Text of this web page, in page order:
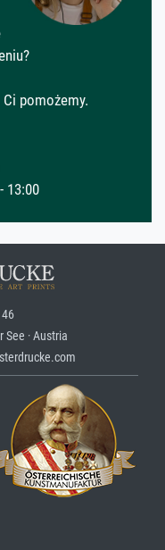
pomożemy.
13:00
· Austria